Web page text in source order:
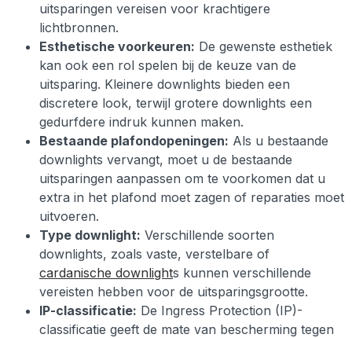
uitsparingen vereisen voor krachtigere
lichtbronnen.
Esthetische voorkeuren: De gewenste esthetiek
kan ook een rol spelen bij de keuze van de
uitsparing. Kleinere downlights bieden een
discretere look, terwijl grotere downlights een
gedurfdere indruk kunnen maken.
Bestaande plafondopeningen: Als u bestaande
downlights vervangt, moet u de bestaande
uitsparingen aanpassen om te voorkomen dat u
extra in het plafond moet zagen of reparaties moet
uitvoeren.
Type downlight: Verschillende soorten
downlights, zoals vaste, verstelbare of
cardanische downlights kunnen verschillende
vereisten hebben voor de uitsparingsgrootte.
IP-classificatie: De Ingress Protection (IP)-
classificatie geeft de mate van bescherming tegen